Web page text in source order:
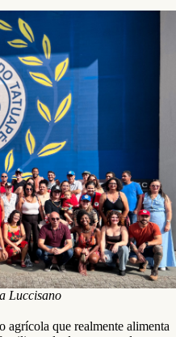
Luccisano
agrícola que realmente alimenta